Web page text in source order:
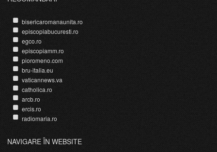
bisericaromanaunita.ro
episcopiabucuresti.ro
egco.ro
episcopiamm.ro
pioromeno.com
bru-italia.eu
vaticannews.va
catholica.ro
arcb.ro
ercis.ro
radiomaria.ro
NAVIGARE ÎN WEBSITE